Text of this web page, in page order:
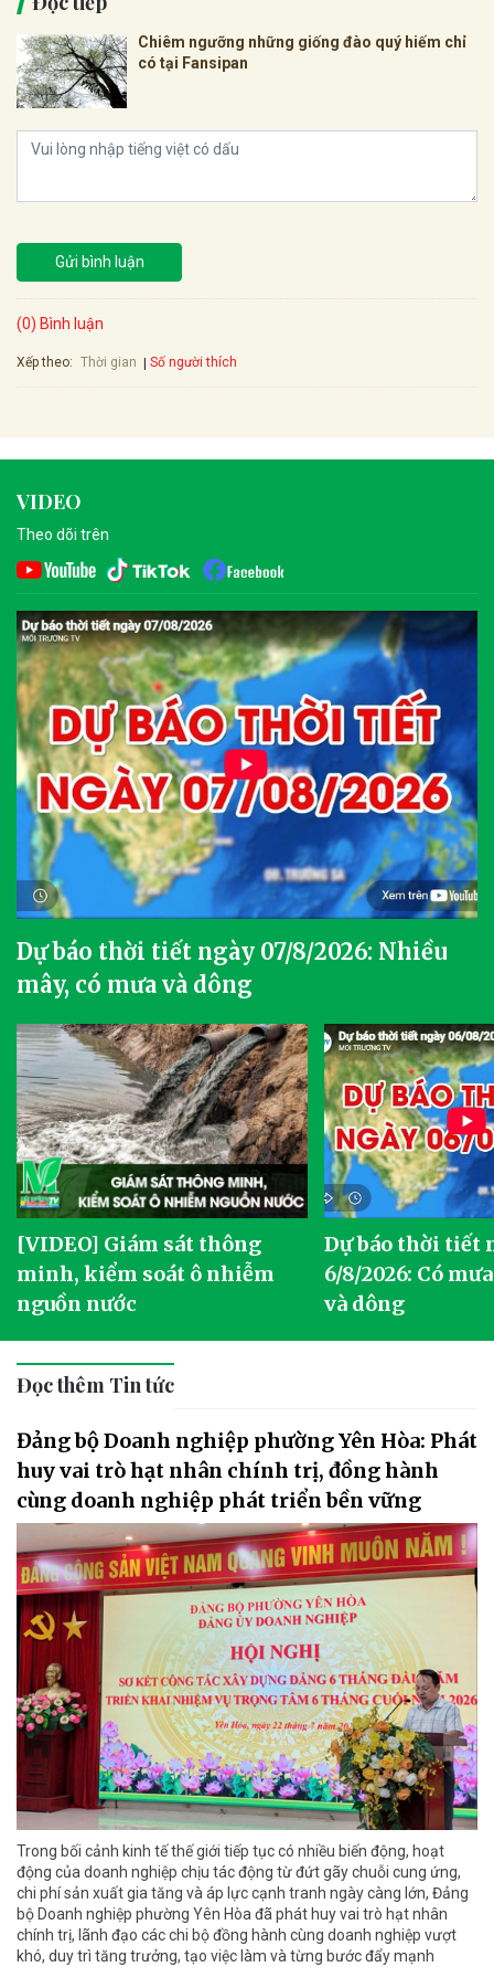
Chiêm ngưỡng những giống đào quý hiếm chỉ
có tại Fansipan
Gửi bình luận
(0) Bình luận
Xếp theo: Thời gian Số người thích
VIDEO
Theo dõi trên
Dự báo thời tiết ngày 07/8/2026: Nhiều
mây, có mưa và dông
[VIDEO] Giám sát thông
minh, kiểm soát ô nhiễm
nguồn nước
Dự báo thời tiết
6/8/2026: Có
và dông
Đọc thêm Tin tức
Đảng bộ Doanh nghiệp phường Yên Hòa: Phát
huy vai trò hạt nhân chính trị, đồng hành
cùng doanh nghiệp phát triển bền vững
Trong bối cảnh kinh tế thế giới tiếp tục có nhiều biến động, hoạt
động của doanh nghiệp chịu tác động từ đứt gãy chuỗi cung ứng,
chi phí sản xuất gia tăng và áp lực cạnh tranh ngày càng lớn, Đảng
bộ Doanh nghiệp phường Yên Hòa đã phát huy vai trò hạt nhân
chính trị, lãnh đạo các chi bộ đồng hành cùng doanh nghiệp vượt
khó, duy trì tăng trưởng, tạo việc làm và từng bước đẩy mạnh